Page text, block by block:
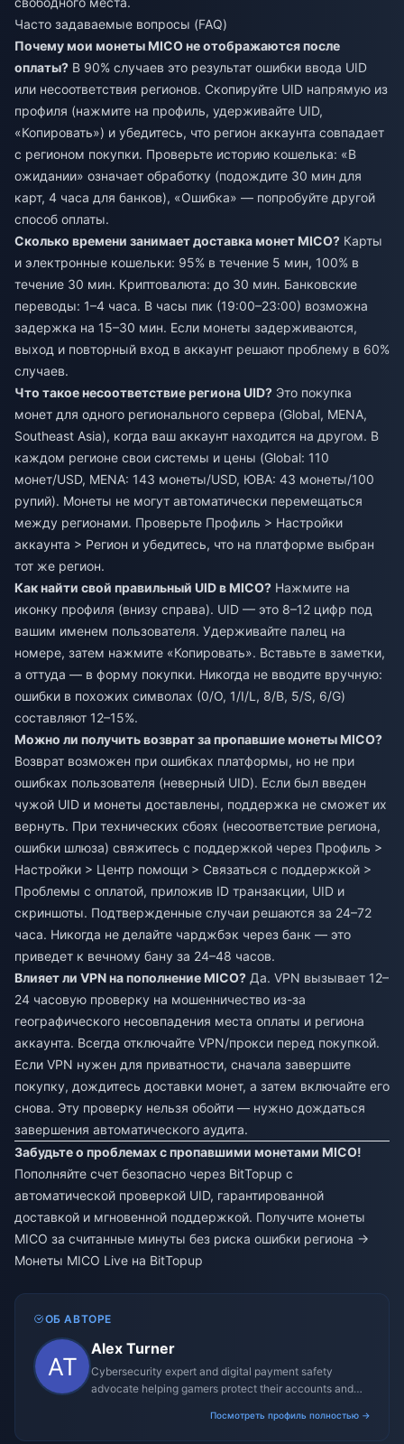
Часто задаваемые вопросы (FAQ)
Почему мои монеты MICO не отображаются после
оплаты? В 90% случаев это результат ошибки ввода UID
или несоответствия регионов. Скопируйте UID напрямую из
профиля (нажмите на профиль, удерживайте UID,
«Копировать») и убедитесь, что регион аккаунта совпадает
с регионом покупки. Проверьте историю кошелька: «В
ожидании» означает обработку (подождите 30 мин для
карт, 4 часа для банков), «Ошибка» — попробуйте другой
способ оплаты.
Сколько времени занимает доставка монет MICO? Карты
и электронные кошельки: 95% в течение 5 мин, 100% в
течение 30 мин. Криптовалюта: до 30 мин. Банковские
переводы: 1–4 часа. В часы пик (19:00–23:00) возможна
задержка на 15–30 мин. Если монеты задерживаются,
выход и повторный вход в аккаунт решают проблему в 60%
случаев.
Что такое несоответствие региона UID? Это покупка
монет для одного регионального сервера (Global, MENA,
Southeast Asia), когда ваш аккаунт находится на другом. В
каждом регионе свои системы и цены (Global: 110
монет/USD, MENA: 143 монеты/USD, ЮВА: 43 монеты/100
рупий). Монеты не могут автоматически перемещаться
между регионами. Проверьте Профиль > Настройки
аккаунта > Регион и убедитесь, что на платформе выбран
тот же регион.
Как найти свой правильный UID в MICO? Нажмите на
иконку профиля (внизу справа). UID — это 8–12 цифр под
вашим именем пользователя. Удерживайте палец на
номере, затем нажмите «Копировать». Вставьте в заметки,
а оттуда — в форму покупки. Никогда не вводите вручную:
ошибки в похожих символах (0/O, 1/I/L, 8/B, 5/S, 6/G)
составляют 12–15%.
Можно ли получить возврат за пропавшие монеты MICO?
Возврат возможен при ошибках платформы, но не при
ошибках пользователя (неверный UID). Если был введен
чужой UID и монеты доставлены, поддержка не сможет их
вернуть. При технических сбоях (несоответствие региона,
ошибки шлюза) свяжитесь с поддержкой через Профиль >
Настройки > Центр помощи > Связаться с поддержкой >
Проблемы с оплатой, приложив ID транзакции, UID и
скриншоты. Подтвержденные случаи решаются за 24–72
часа. Никогда не делайте чарджбэк через банк — это
приведет к вечному бану за 24–48 часов.
Влияет ли VPN на пополнение MICO? Да. VPN вызывает 12–
24 часовую проверку на мошенничество из-за
географического несовпадения места оплаты и региона
аккаунта. Всегда отключайте VPN/прокси перед покупкой.
Если VPN нужен для приватности, сначала завершите
покупку, дождитесь доставки монет, а затем включайте его
снова. Эту проверку нельзя обойти — нужно дождаться
завершения автоматического аудита.
Забудьте о проблемах с пропавшими монетами MICO!
Пополняйте счет безопасно через BitTopup с
автоматической проверкой UID, гарантированной
доставкой и мгновенной поддержкой. Получите монеты
MICO за считанные минуты без риска ошибки региона →
Монеты MICO Live на BitTopup
ОБ АВТОРЕ
Alex Turner
Cybersecurity expert and digital payment safety
advocate helping gamers protect their accounts and
Посмотреть профиль полностью →